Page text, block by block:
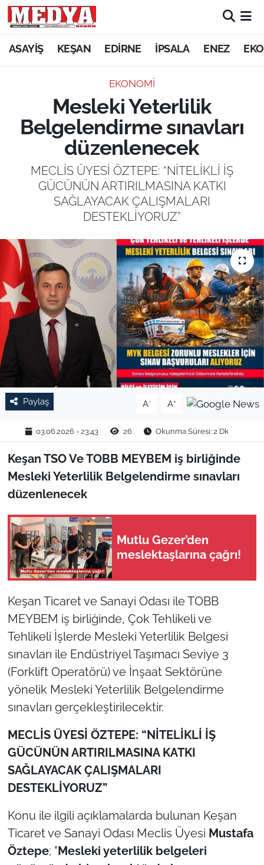
ASAYİŞ KEŞAN EDİRNE İPSALA ENEZ
EKONOMİ
Mesleki Yeterlilik
Belgelendirme sınavları
düzenlenecek
MECLİS ÜYESİ ÖZTEPE: “NİTELİKLİ İŞ
GÜCÜNÜN ARTIRILMASINA KATKI
SAĞLAYACAK ÇALIŞMALARI
DESTEKLİYORUZ”
Paylaş A- A+
03.06.2026 - 23:43 26 Okunma Süresi: 2 Dk
Keşan TSO Ve TOBB MEYBEM iş birliğinde
Mesleki Yeterlilik Belgelendirme sınavları
düzenlenecek
Mutlu Gezer’den
meslektaşlarına çağrı!
Keşan Ticaret ve Sanayi Odası ile TOBB
MEYBEM iş birliğinde, Çok Tehlikeli ve
Tehlikeli İşlerde Mesleki Yeterlilik Belgesi
sınavları ile Endüstriyel Taşımacı Seviye 3
(Forklift Operatörü) ve İnşaat Sektörüne
yönelik Mesleki Yeterlilik Belgelendirme
sınavları gerçekleştirilecektir.
MECLİS ÜYESİ ÖZTEPE: “NİTELİKLİ İŞ
GÜCÜNÜN ARTIRILMASINA KATKI
SAĞLAYACAK ÇALIŞMALARI
DESTEKLİYORUZ”
Konu ile ilgili açıklamalarda bulunan Keşan
Ticaret ve Sanayi Odası Meclis Üyesi Mustafa
Öztepe; "Mesleki yeterlilik belgeleri
KEŞAN
ASAYİŞ
SİYASET
GÜNDEM
EKONOMİ
EĞİTİM
TARIM VE HAYVANCILIK
KÜLTÜR SANAT
RESMİ İLAN
SPOR
YAŞAM
EDİRNE
TEKİRDAĞ
KIRKLARELİ
ÇANAKKALE
TÜRKİYE
Güvenlik
Genel
Politika
Flaş Haber
Dış Haberler
Magazin
İş Dünyası
Bilim Teknoloji
English News